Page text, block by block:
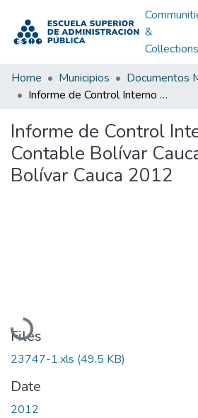
&
Collections
Home Municipios
Documentos
Informe de Control Interno Contable Bolívar Cauca 2012: CIC Bolívar Cauca 2012
Informe de Control
Contable Bolívar
Bolívar Cauca 2012
Loading...
Files
23747-1.xls (49.5 KB)
Date
2012